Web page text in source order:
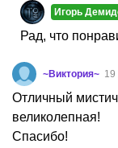
Игорь
Рад, что
~Виктория~ 19
Отличный
великолепная!
Спасибо!